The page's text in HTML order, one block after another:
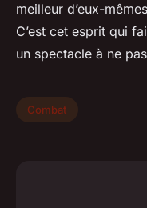
meilleur d’eux-
C’est cet esprit qui
un spectacle à ne
Combat